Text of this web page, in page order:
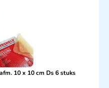
10 x 10 cm Ds 6 stuks